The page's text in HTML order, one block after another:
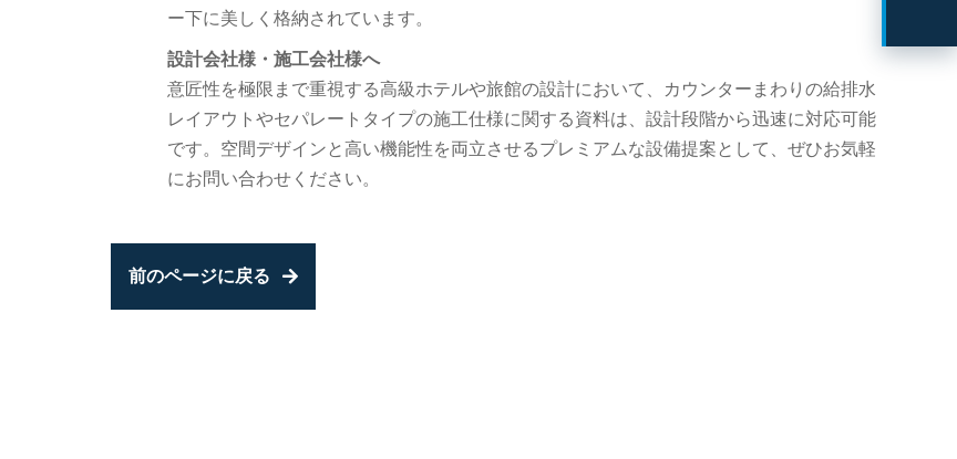
ー下に美しく格納されています。
設計会社様・施工会社様へ
意匠性を極限まで重視する高級ホテルや旅館の設計において、カウンターまわりの給排水
レイアウトやセパレートタイプの施工仕様に関する資料は、設計段階から迅速に対応可能
です。空間デザインと高い機能性を両立させるプレミアムな設備提案として、ぜひお気軽
にお問い合わせください。
前のページに戻る